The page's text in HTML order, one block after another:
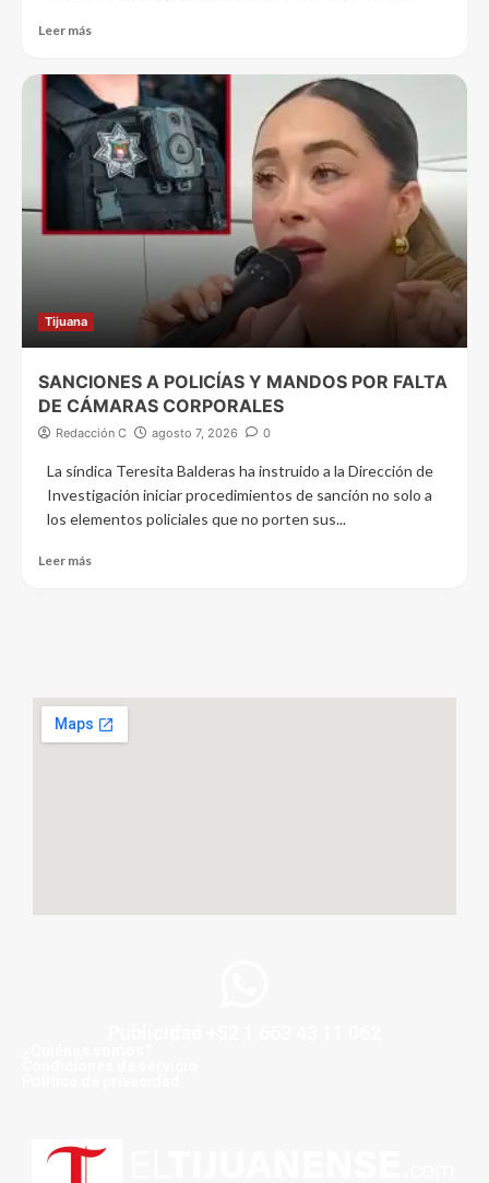
Leer más
Tijuana
SANCIONES A POLICÍAS Y MANDOS POR FALTA
DE CÁMARAS CORPORALES
Redacción C agosto 7, 2026 0
La síndica Teresita Balderas ha instruido a la Dirección de
Investigación iniciar procedimientos de sanción no solo a
los elementos policiales que no porten sus...
Leer más